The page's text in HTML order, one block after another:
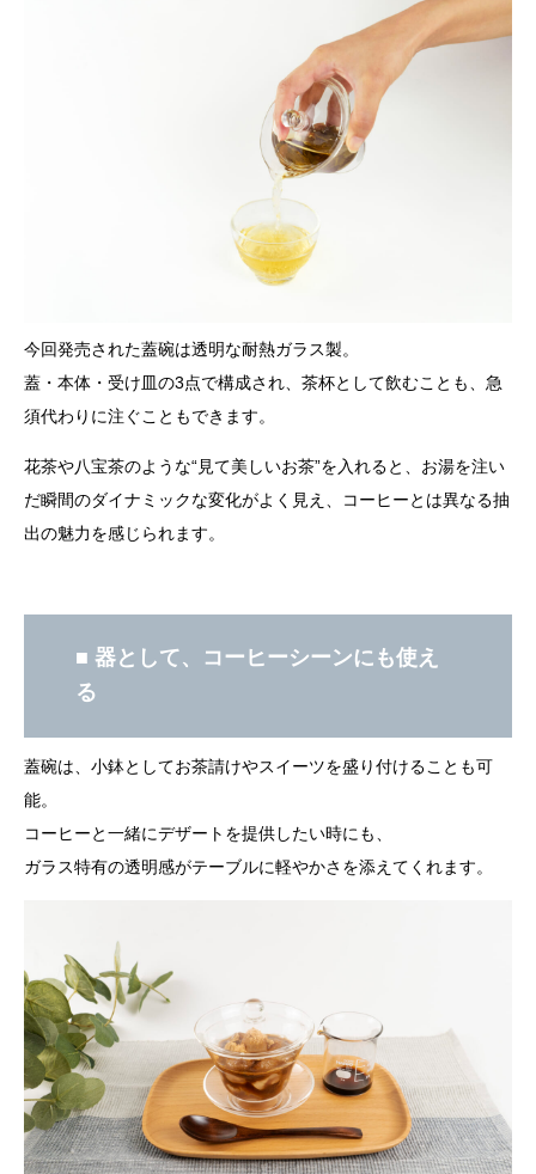
今回発売された蓋碗は透明な耐熱ガラス製。
蓋・本体・受け皿の3点で構成され、茶杯として飲むことも、急
須代わりに注ぐこともできます。
花茶や八宝茶のような“見て美しいお茶”を入れると、お湯を注い
だ瞬間のダイナミックな変化がよく見え、コーヒーとは異なる抽
出の魅力を感じられます。
■ 器として、コーヒーシーンにも使え
る
蓋碗は、小鉢としてお茶請けやスイーツを盛り付けることも可
能。
コーヒーと一緒にデザートを提供したい時にも、
ガラス特有の透明感がテーブルに軽やかさを添えてくれます。